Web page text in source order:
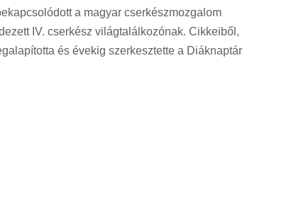
a magyar cserkészmozgalom
IV. cserkész világtalálkozónak. Cikkeiből,
és évekig szerkesztette a Diáknaptár